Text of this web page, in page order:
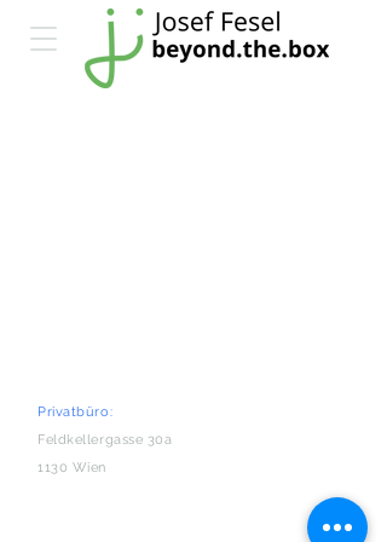
Privatbüro:
Feldkellergasse 30a
1130 Wien